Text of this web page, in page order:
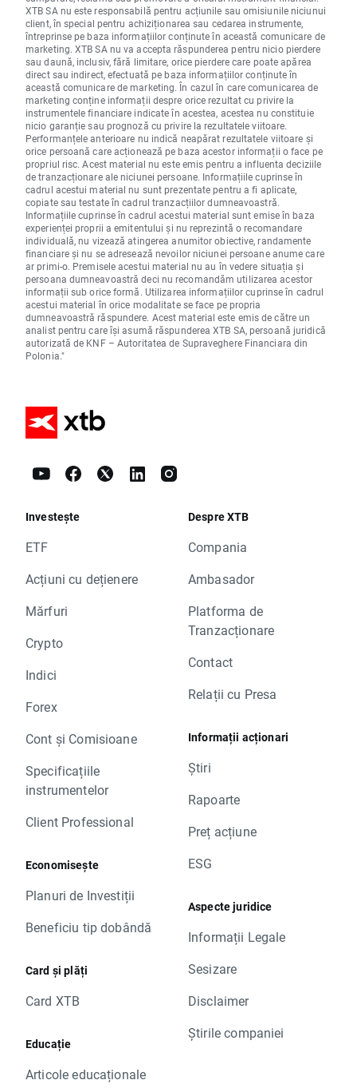
XTB SA nu este responsabilă pentru acțiunile sau omisiunile niciunui
client, în special pentru achiziționarea sau cedarea instrumente,
întreprinse pe baza informațiilor conținute în această comunicare de
marketing. XTB SA nu va accepta răspunderea pentru nicio pierdere
sau daună, inclusiv, fără limitare, orice pierdere care poate apărea
direct sau indirect, efectuată pe baza informațiilor conținute în
această comunicare de marketing. În cazul în care comunicarea de
marketing conține informații despre orice rezultat cu privire la
instrumentele financiare indicate în acestea, acestea nu constituie
nicio garanție sau prognoză cu privire la rezultatele viitoare.
Performanțele anterioare nu indică neapărat rezultatele viitoare și
orice persoană care acționează pe baza acestor informații o face pe
propriul risc. Acest material nu este emis pentru a influenta deciziile
de tranzacționare ale niciunei persoane. Informațiile cuprinse în
cadrul acestui material nu sunt prezentate pentru a fi aplicate,
copiate sau testate în cadrul tranzacțiilor dumneavoastră.
Informațiile cuprinse în cadrul acestui material sunt emise în baza
experienței proprii a emitentului și nu reprezintă o recomandare
individuală, nu vizează atingerea anumitor obiective, randamente
financiare și nu se adresează nevoilor niciunei persoane anume care
ar primi-o. Premisele acestui material nu au în vedere situația și
persoana dumneavoastră deci nu recomandăm utilizarea acestor
informații sub orice formă. Utilizarea informațiilor cuprinse în cadrul
acestui material în orice modalitate se face pe propria
dumneavoastră răspundere. Acest material este emis de către un
analist pentru care își asumă răspunderea XTB SA, persoană juridică
autorizată de KNF – Autoritatea de Supraveghere Financiara din
Polonia."
Investește
ETF
Acțiuni cu dețienere
Mărfuri
Crypto
Indici
Forex
Cont și Comisioane
Specificațiile
instrumentelor
Client Professional
Economisește
Planuri de Investiții
Beneficiu tip dobândă
Card și plăți
Card XTB
Educație
Articole educaționale
Despre XTB
Compania
Ambasador
Platforma de
Tranzacționare
Contact
Relații cu Presa
Informații acționari
Știri
Rapoarte
Preț acțiune
ESG
Aspecte juridice
Informații Legale
Sesizare
Disclaimer
Știrile companiei